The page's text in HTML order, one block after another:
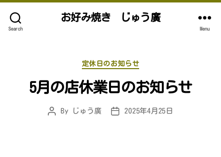
Search
お好み焼き じゅう廣
Menu
Categories
定休日のお知らせ
5月の店休業日のお知らせ
Post
By じゅう廣
Post2025年4月25日